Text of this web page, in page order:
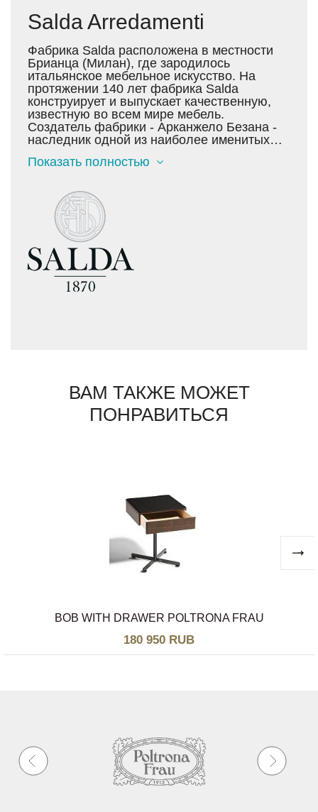
Salda Arredamenti
Фабрика Salda расположена в местности
Брианца (Милан), где зародилось
итальянское мебельное искусство. На
протяжении 140 лет фабрика Salda
конструирует и выпускает качественную,
известную во всем мире мебель.
Создатель фабрики - Арканжело Безана -
наследник одной из наиболее именитых
происходившая из династии известнейших
интерьеров королевских дворцов Австрии,
начали дело, которое до сих пор остается
под управлением семьи Безана - вот уже
пять поколений этой семьи сохраняют и
передают секреты создания классической,
строгой и элегантной мебели. Мебель от
Salda начинается с оригинальных
набросков и рисунков на основе
уникального архива фабрики, который
Показать полностью
ВАМ ТАКЖЕ МОЖЕТ
ПОНРАВИТЬСЯ
BOB WITH DRAWER POLTRONA FRAU
180 950 RUB